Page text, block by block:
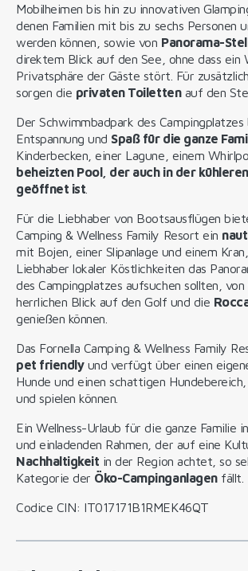
Mobilheimen bis hin zu innovativen
denen Familien mit bis zu sechs Personen
werden können, sowie von Panorama-
direktem Blick auf den See, ohne dass ein
Privatsphäre der Gäste stört. Für
sorgen die privaten Toilettenauf den
Der Schwimmbadpark des
Entspannung und Spaß für die ganze
Kinderbecken, einer Lagune, einem
beheizten Pool, der auch in der
geöffnet ist
Für die Liebhaber von Bootsausflügen
Camping & Wellness Family Resort ein
mit Bojen, einer Slipanlage und einem
Liebhaber lokaler Köstlichkeiten das
des Campingplatzes aufsuchen sollten,
herrlichen Blick auf den Golf und die
genießen können.
Das Fornella Camping & Wellness Family
pet friendlyund verfügt über einen
Hunde und einen schattigen
und spielen können.
Ein Wellness-Urlaub für die ganze Familie
und einladenden Rahmen, der auf eine
Nachhaltigkeit in der Region achtet, so
Kategorie der Öko-Campinganlagenfällt.
Codice CIN: IT017171B1RMEK46QT